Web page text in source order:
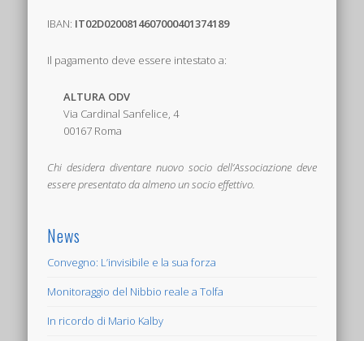
IBAN: IT02D0200814607000401374189
Il pagamento deve essere intestato a:
ALTURA ODV
Via Cardinal Sanfelice, 4
00167 Roma
Chi desidera diventare nuovo socio dell’Associazione deve
essere presentato da almeno un socio effettivo.
News
Convegno: L’invisibile e la sua forza
Monitoraggio del Nibbio reale a Tolfa
In ricordo di Mario Kalby